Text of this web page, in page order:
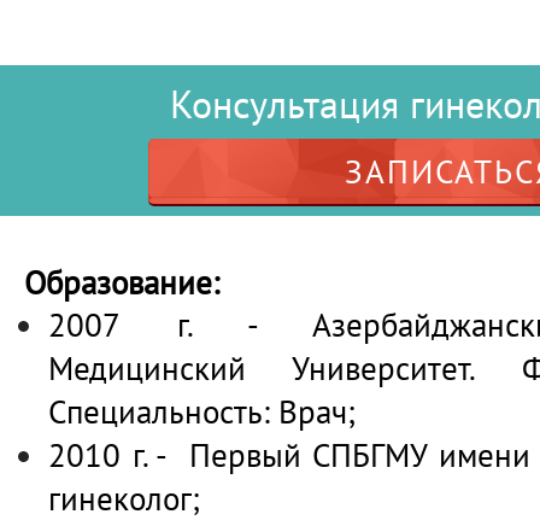
Консультация
Образование:
2007 г. -
Медицинский Университет.
Специальность: Врач;
2010 г. - Первый СПБГМУ имени
гинеколог;